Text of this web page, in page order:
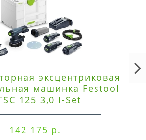
эксцентриковая
машинка Festool
125 3,0 I-Set
142 175 р.